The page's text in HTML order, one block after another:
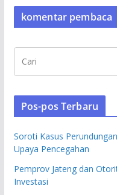
komentar pembaca
Pos-pos Terbaru
Soroti Kasus
Upaya Pencegahan
Pemprov Jateng dan
Investasi